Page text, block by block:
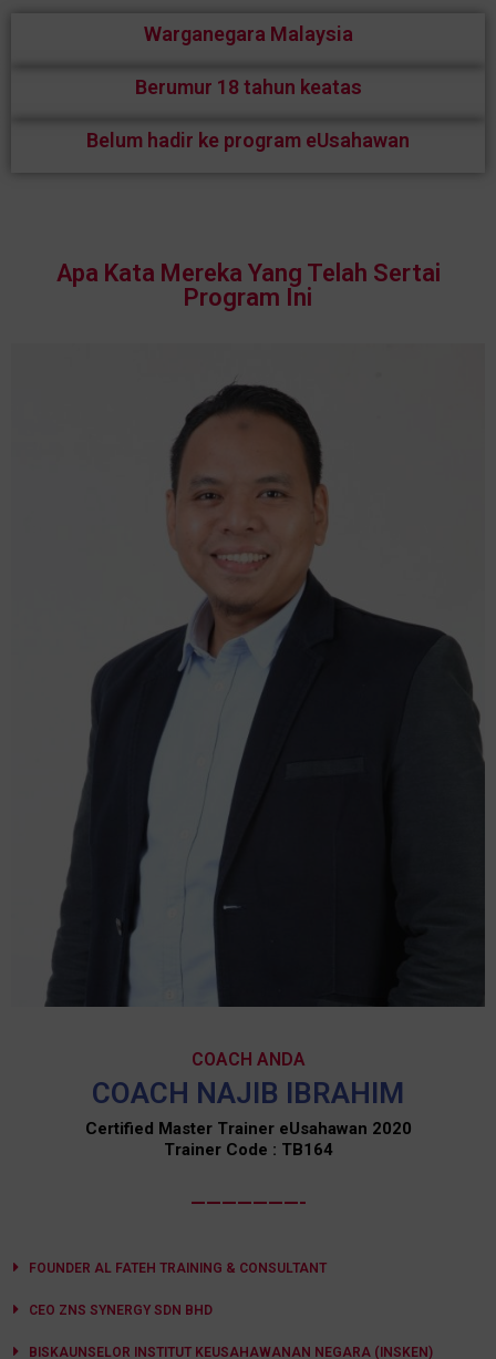
Warganegara Malaysia
Berumur 18 tahun keatas
Belum hadir ke program eUsahawan
Apa Kata Mereka Yang Telah Sertai
Program Ini
COACH ANDA
COACH NAJIB IBRAHIM
Certified Master Trainer eUsahawan 2020
Trainer Code : TB164
———————-
FOUNDER AL FATEH TRAINING & CONSULTANT
CEO ZNS SYNERGY SDN BHD
BISKAUNSELOR INSTITUT KEUSAHAWANAN NEGARA (INSKEN)